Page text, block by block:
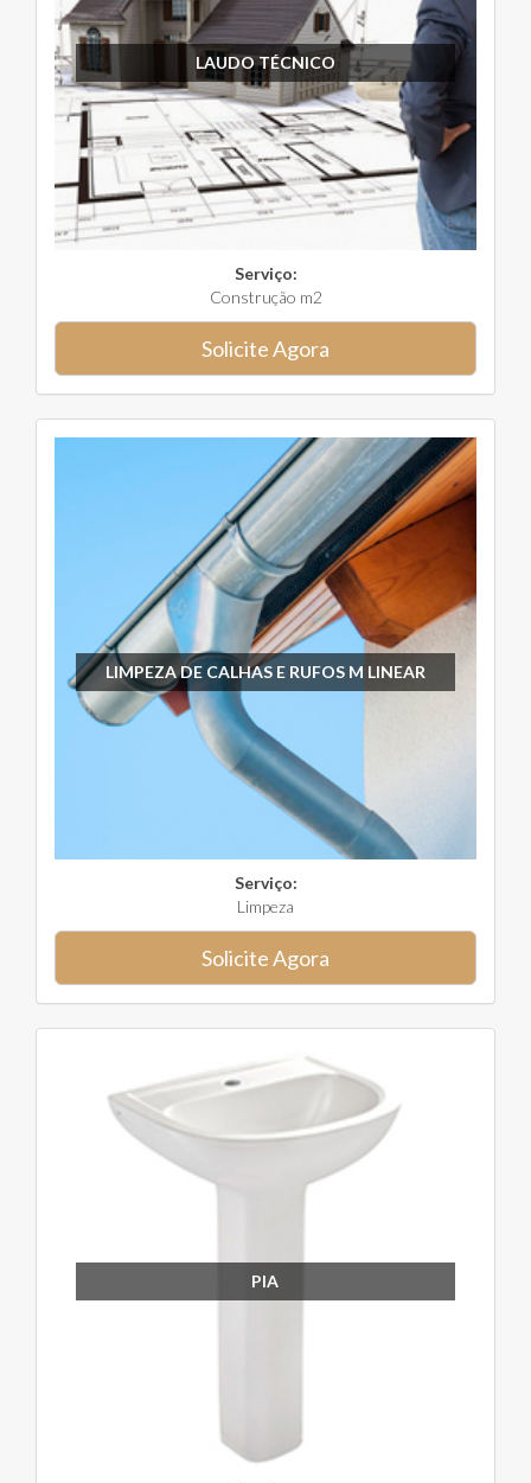
LAUDO TÉCNICO
Serviço:
Construção m2
Solicite Agora
LIMPEZA DE CALHAS E RUFOS M LINEAR
Serviço:
Limpeza
Solicite Agora
PIA